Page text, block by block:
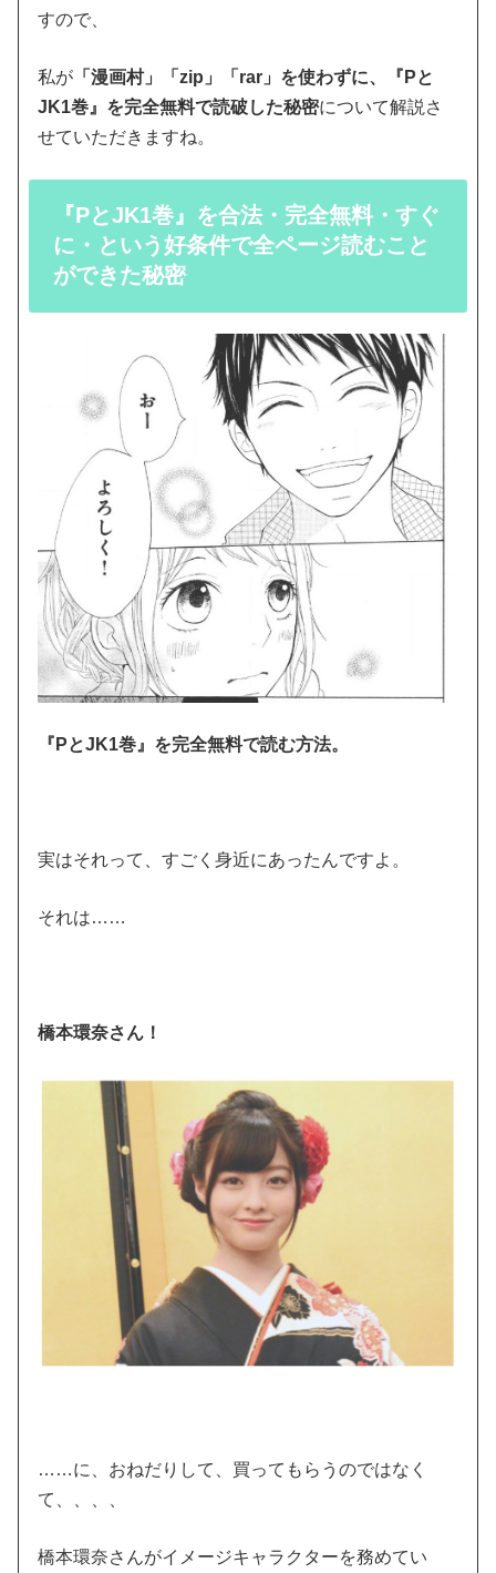
すので、
私が 「漫画村」「zip」「rar」を使わずに、『Pと
JK1巻』を完全無料で読破した秘密について解説さ
せていただきますね。
『PとJK1巻』を合法・完全無料・すぐ
に・という好条件で全ページ読むこと
ができた秘密
『PとJK1巻』を完全無料で読む方法。
実はそれって、すごく身近にあったんですよ。
それは……
橋本環奈さん！
……に、おねだりして、買ってもらうのではなく
て、、、、
橋本環奈さんがイメージキャラクターを務めてい